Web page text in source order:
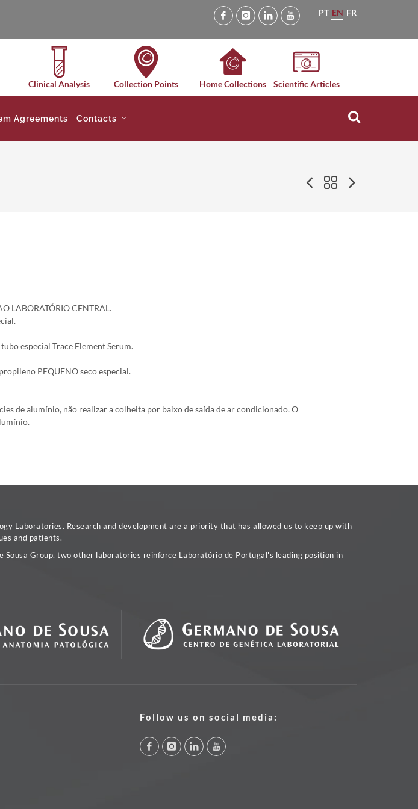
PT EN FR
Clinical Analysis Collection Points Home Collections Scientific Articles
Agreements Contacts
LABORATÓRIO CENTRAL.
especial Trace Element Serum.
PEQUENO seco especial.
de alumínio, não realizar a colheita por baixo de saída de ar condicionado. O
Laboratories. Research and development are a priority that has allowed us to keep up with
and patients.
Group, two other laboratories reinforce Laboratório de Portugal's leading position in
Follow us on social media: